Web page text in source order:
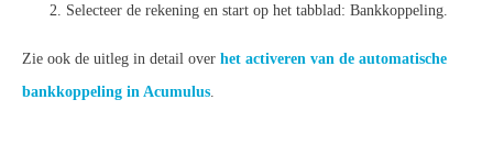
Selecteer de rekening en start op het tabblad: Bankkoppeling.
Zie ook de uitleg in detail over het activeren van de automatische
bankkoppeling in Acumulus